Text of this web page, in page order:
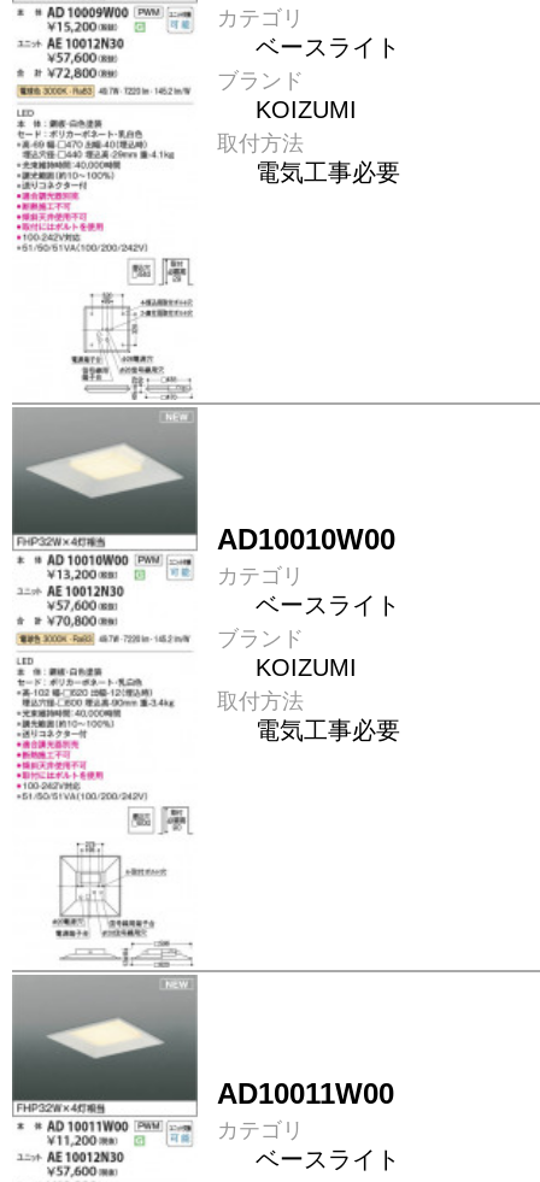
カテゴリ
ベースライト
ブランド
KOIZUMI
取付方法
電気工事必要
AD10010W00
カテゴリ
ベースライト
ブランド
KOIZUMI
取付方法
電気工事必要
AD10011W00
カテゴリ
ベースライト